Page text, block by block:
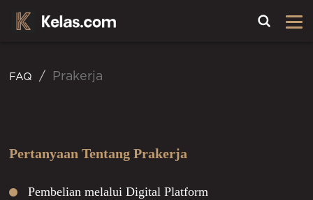
FAQ Prakerja
Pertanyaan Tentang Prakerja
Pembelian melalui Digital Platform